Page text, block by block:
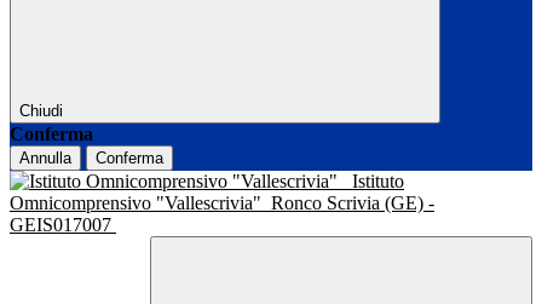
Chiudi
Conferma
Annulla Conferma
Istituto
Omnicomprensivo "Vallescrivia" Ronco Scrivia (GE) -
GEIS017007